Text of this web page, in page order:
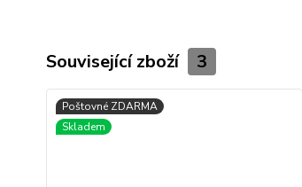
Související zboží 3